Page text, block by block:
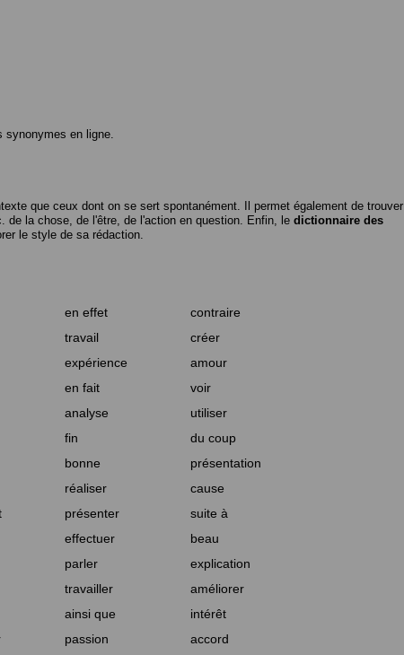
synonymes en ligne.
que ceux dont on se sert spontanément. Il permet également de trouver
la chose, de l'être, de l'action en question. Enfin, le dictionnaire des
le style de sa rédaction.
en effet
contraire
travail
créer
expérience
amour
en fait
voir
analyse
utiliser
fin
du coup
bonne
présentation
réaliser
cause
présenter
suite à
effectuer
beau
parler
explication
travailler
améliorer
ainsi que
intérêt
passion accord